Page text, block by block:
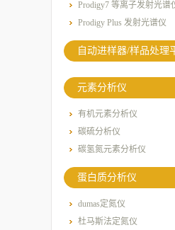
Prodigy7 等离子发射光谱
Prodigy Plus 发射光谱仪
自动进样器/样品处理
元素分析仪
有机元素分析仪
碳硫分析仪
碳氢氮元素分析仪
蛋白质分析仪
dumas定氮仪
杜马斯法定氮仪